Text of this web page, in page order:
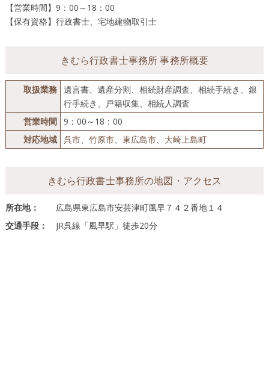
【営業時間】9：00～18：00
【保有資格】行政書士、宅地建物取引士
きむら行政書士事務所 事務所概要
取扱業務 遺言書、遺産分割、相続財産調査、相続手続き、銀
行手続き、戸籍収集、相続人調査
営業時間 9：00～18：00
対応地域 呉市、 竹原市、 東広島市、 大崎上島町
きむら行政書士事務所の地図・アクセス
所在地：
広島県東広島市安芸津町風早７４２番地１４
交通手段：
JR呉線「風早駅」徒歩20分